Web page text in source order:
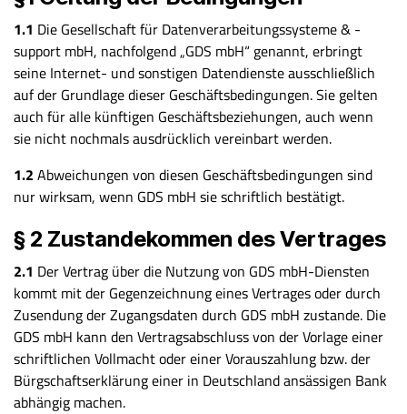
1.1 Die Gesellschaft für Datenverarbeitungssysteme & -
support mbH, nachfolgend „GDS mbH“ genannt, erbringt
seine Internet- und sonstigen Datendienste ausschließlich
auf der Grundlage dieser Geschäftsbedingungen. Sie gelten
auch für alle künftigen Geschäftsbeziehungen, auch wenn
sie nicht nochmals ausdrücklich vereinbart werden.
1.2 Abweichungen von diesen Geschäftsbedingungen sind
nur wirksam, wenn GDS mbH sie schriftlich bestätigt.
§ 2 Zustandekommen des Vertrages
2.1 Der Vertrag über die Nutzung von GDS mbH-Diensten
kommt mit der Gegenzeichnung eines Vertrages oder durch
Zusendung der Zugangsdaten durch GDS mbH zustande. Die
GDS mbH kann den Vertragsabschluss von der Vorlage einer
schriftlichen Vollmacht oder einer Vorauszahlung bzw. der
Bürgschaftserklärung einer in Deutschland ansässigen Bank
abhängig machen.